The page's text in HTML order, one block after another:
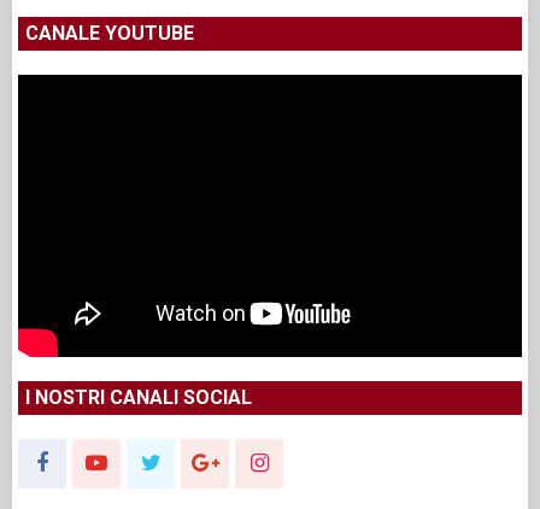
CANALE YOUTUBE
I NOSTRI CANALI SOCIAL